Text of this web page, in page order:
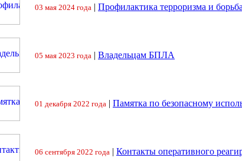
03 мая 2024 года | Профилактика терроризма и
05 мая 2023 года | Владельцам БПЛА
01 декабря 2022 года | Памятка по безопасному
06 сентября 2022 года | Контакты оперативного